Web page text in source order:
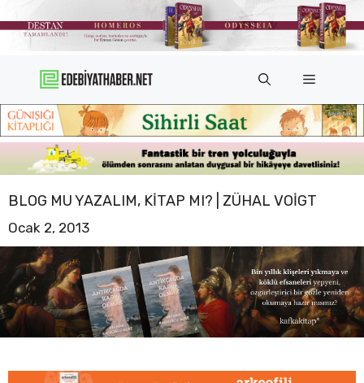
atla
Menü
BLOG MU YAZALIM, KITAP MI? | ZÜHAL VOIGT
Ocak 2, 2013